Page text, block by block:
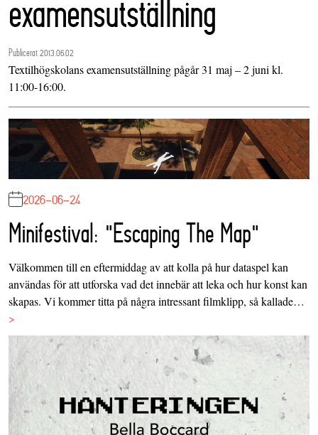
examensutställning
Publicerat 2013.06.02
Textilhögskolans examensutställning pågår 31 maj – 2 juni kl.
11:00-16:00.
2026-06-24
Minifestival: "Escaping The Map"
Välkommen till en eftermiddag av att kolla på hur dataspel kan
användas för att utforska vad det innebär att leka och hur konst kan
skapas. Vi kommer titta på några intressant filmklipp, så kallade…
>